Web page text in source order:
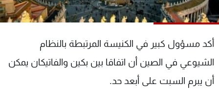
أكد مسؤول كبير في الكنيسة المرتبطة بالنظام
الشيوعي في الصين أن اتفاقا بين بكين والفاتيكان يمكن
أن يبرم السبت على أبعد حد.
البرامج
جدول البرامج
شاهد البرامج
عن MTV
وظائف